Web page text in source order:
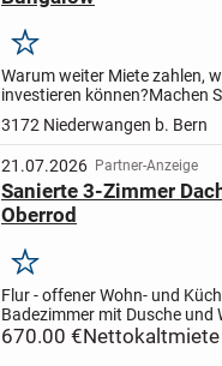
Merken
Warum weiter Miete zahlen,
investieren können?Machen
Vermögensaufbau.
Mit
3172 Niederwangen b. Bern
21.07.2026 Partner-Anzeige
Sanierte 3-Zimmer
Oberrod
Merken
Flur - offener Wohn- und
Badezimmer mit Dusche und
ausserdem ein Pkw-
670.00 €Nettokaltmiete